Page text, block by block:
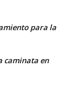
para la
caminata en